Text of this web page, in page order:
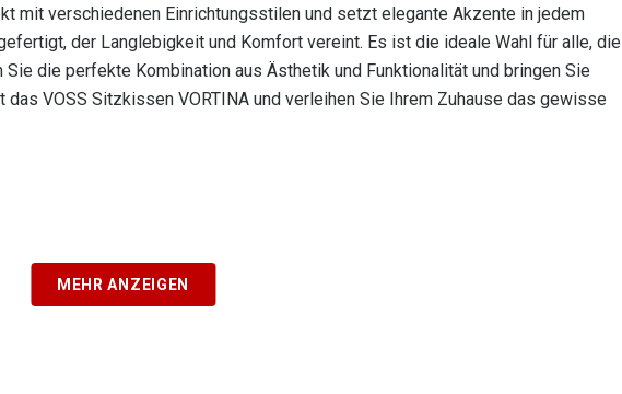
mit verschiedenen Einrichtungsstilen und setzt elegante Akzente in jedem
der Langlebigkeit und Komfort vereint. Es ist die ideale Wahl für alle, die
die perfekte Kombination aus Ästhetik und Funktionalität und bringen Sie
VOSS Sitzkissen VORTINA und verleihen Sie Ihrem Zuhause das gewisse
MEHR ANZEIGEN